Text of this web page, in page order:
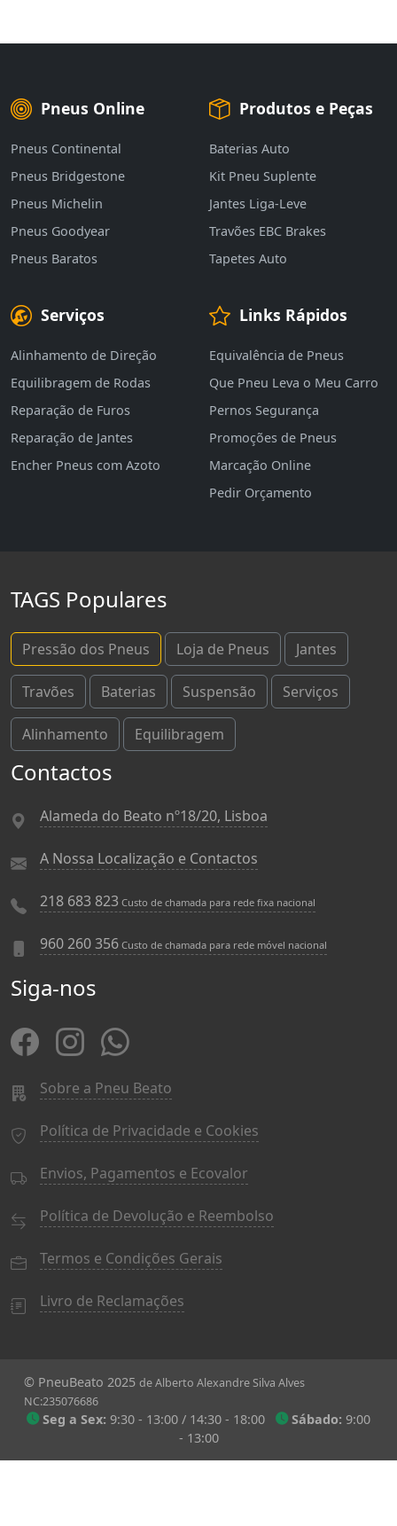
Pneus Online
Pneus Continental
Pneus Bridgestone
Pneus Michelin
Pneus Goodyear
Pneus Baratos
Produtos e Peças
Baterias Auto
Kit Pneu Suplente
Jantes Liga-Leve
Travões EBC Brakes
Tapetes Auto
Serviços
Alinhamento de Direção
Equilibragem de Rodas
Reparação de Furos
Reparação de Jantes
Encher Pneus com Azoto
Links Rápidos
Equivalência de Pneus
Que Pneu Leva o Meu Carro
Pernos Segurança
Promoções de Pneus
Marcação Online
Pedir Orçamento
TAGS Populares
Pressão dos Pneus Loja de Pneus Jantes
Travões Baterias Suspensão Serviços
Alinhamento Equilibragem
Contactos
Alameda do Beato nº18/20, Lisboa
A Nossa Localização e Contactos
218 683 823 Custo de chamada para rede fixa nacional
960 260 356 Custo de chamada para rede móvel nacional
Siga-nos
Sobre a Pneu Beato
Política de Privacidade e Cookies
Envios, Pagamentos e Ecovalor
Política de Devolução e Reembolso
Termos e Condições Gerais
Livro de Reclamações
© PneuBeato 2025 de Alberto Alexandre Silva Alves
NC:235076686
Seg a Sex: 9:30 - 13:00 / 14:30 - 18:00 Sábado: 9:00
- 13:00